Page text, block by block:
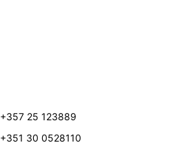
+357 25 123889
+351 30 0528110